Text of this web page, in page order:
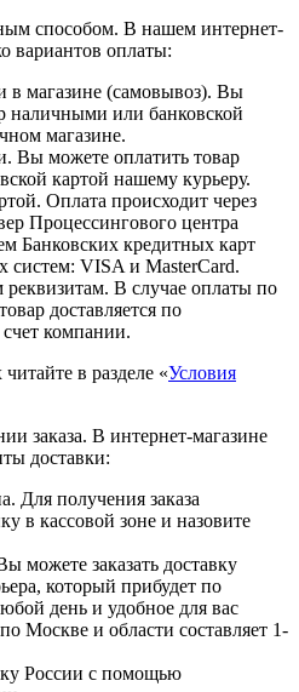
способом. В нашем интернет-
вариантов оплаты:
в магазине (самовывоз). Вы
наличными или банковской
магазине.
Вы можете оплатить товар
картой нашему курьеру.
Оплата происходит через
Процессингового центра
Банковских кредитных карт
VISA и MasterCard.
В случае оплаты по
доставляется по
компании.
в разделе «Условия
заказа. В интернет-магазине
доставки:
Для получения заказа
в кассовой зоне и назовите
можете заказать доставку
который прибудет по
день и удобное для вас
Москве и области составляет 1-
России с помощью